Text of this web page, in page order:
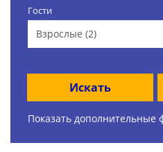
Гости
Взрослые (2)
Искать
Показать дополнительные